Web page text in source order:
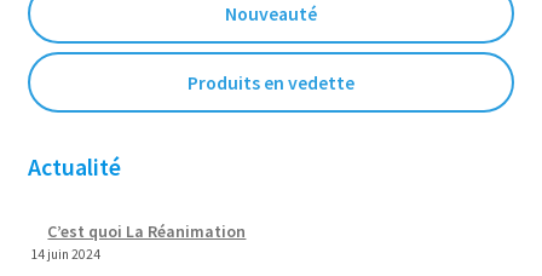
Nouveauté
Produits en vedette
Actualité
C’est quoi La Réanimation
14 juin 2024